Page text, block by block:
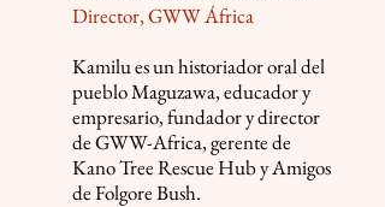
Director, GWW África
Kamilu es un historiador oral del
pueblo Maguzawa, educador y
empresario, fundador y director
de GWW-Africa, gerente de
Kano Tree Rescue Hub y Amigos
de Folgore Bush.